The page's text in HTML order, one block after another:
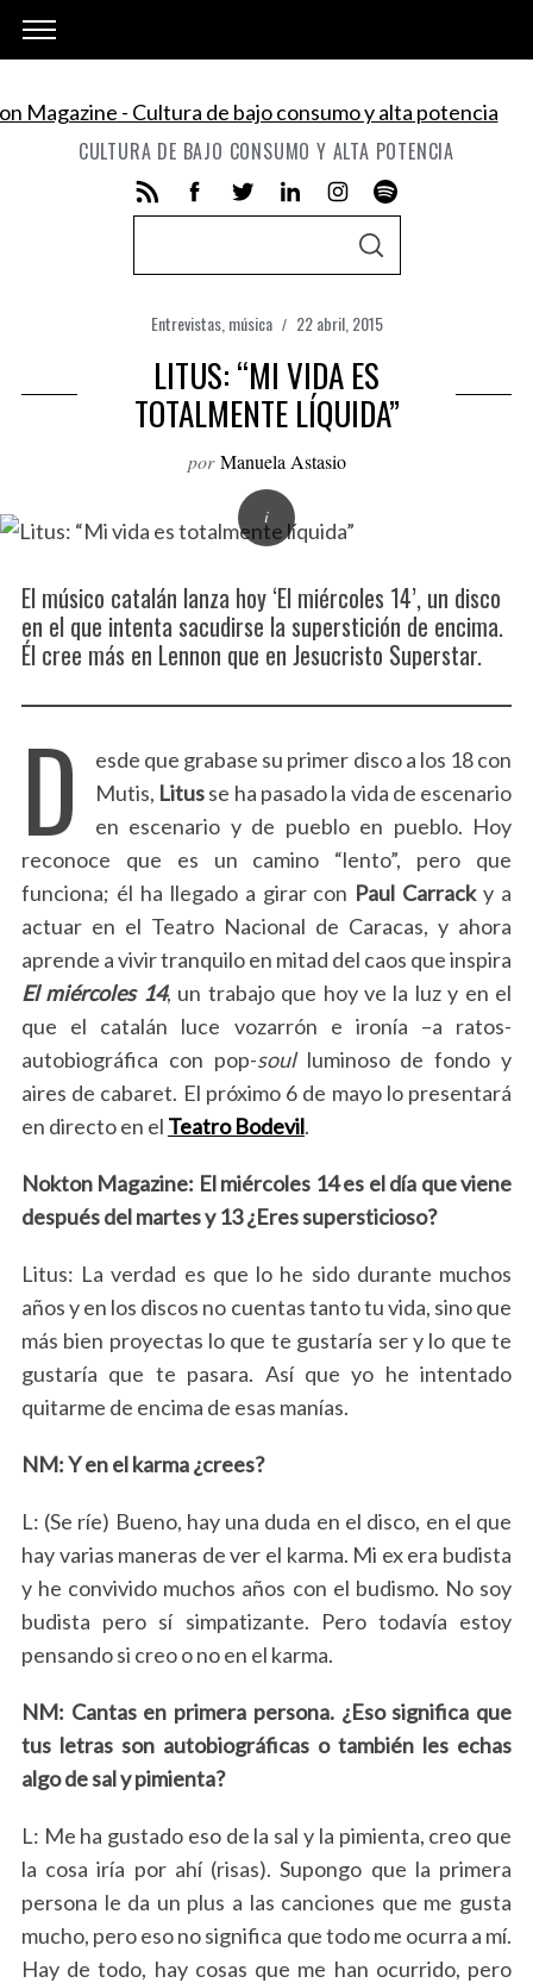
CULTURA DE BAJO CONSUMO Y ALTA POTENCIA
h
:
S
C
H
Entrevistas, música 22 abril, 2015
LITUS: “MI VIDA ES
TOTALMENTE LÍQUIDA”
por Manuela Astasio
El músico catalán lanza hoy ‘El miércoles 14’, un disco
en el que intenta sacudirse la superstición de encima.
Él cree más en Lennon que en Jesucristo Superstar.
D
esde que grabase su primer disco a los 18 con
Mutis, Litusse ha pasado la vida de escenario
en escenario y de pueblo en pueblo. Hoy
reconoce que es un camino “lento”, pero que
funciona; él ha llegado a girar con Paul Carracky a
actuar en el Teatro Nacional de Caracas, y ahora
aprende a vivir tranquilo en mitad del caos que inspira
El miércoles 14, un trabajo que hoy ve la luz y en el
que el catalán luce vozarrón e ironía –a ratos-
autobiográfica con pop-soulluminoso de fondo y
aires de cabaret. El próximo 6 de mayo lo presentará
en directo en el Teatro Bodevil.
Nokton Magazine: El miércoles 14 es el día que viene
después del martes y 13 ¿Eres supersticioso?
Litus: La verdad es que lo he sido durante muchos
años y en los discos no cuentas tanto tu vida, sino que
más bien proyectas lo que te gustaría ser y lo que te
gustaría que te pasara. Así que yo he intentado
quitarme de encima de esas manías.
NM: Y en el karma ¿crees?
L: (Se ríe) Bueno, hay una duda en el disco, en el que
hay varias maneras de ver el karma. Mi ex era budista
y he convivido muchos años con el budismo. No soy
budista pero sí simpatizante. Pero todavía estoy
pensando si creo o no en el karma.
NM: Cantas en primera persona. ¿Eso significa que
tus letras son autobiográficas o también les echas
algo de sal y pimienta?
L: Me ha gustado eso de la sal y la pimienta, creo que
la cosa iría por ahí (risas). Supongo que la primera
persona le da un plus a las canciones que me gusta
mucho, pero eso no significa que todo me ocurra a mí.
Hay de todo, hay cosas que me han ocurrido, pero